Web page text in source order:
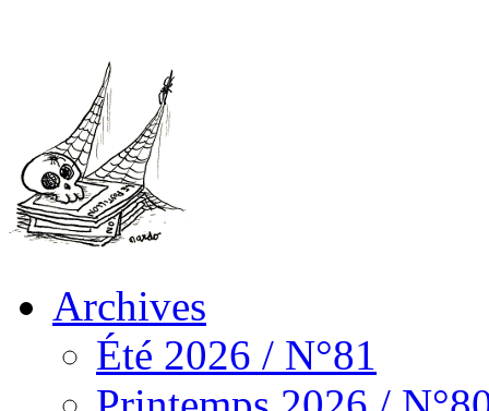
Archives
Été 2026 / N°81